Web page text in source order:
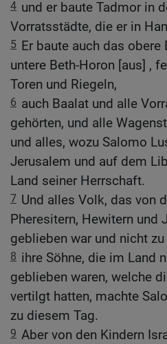
4 und er baute Tadmor in
Vorratsstädte, die er in
5 Er baute auch das obere
untere Beth-Horon [aus] ,
Toren und Riegeln,
6 auch Baalat und alle
gehörten, und alle
und alles, wozu Salomo
Jerusalem und auf dem
Land seiner Herrschaft.
7 Und alles Volk, das von
Pheresitern, Hewitern und
geblieben war und nicht
8 ihre Söhne, die im Land
geblieben waren, welche
vertilgt hatten, machte
zu diesem Tag.
9 Aber von den Kindern